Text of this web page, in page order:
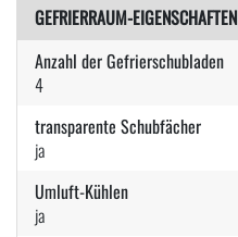
GEFRIERRAUM-EIGENSCHAFTEN
Anzahl der Gefrierschubladen
4
transparente Schubfächer
ja
Umluft-Kühlen
ja